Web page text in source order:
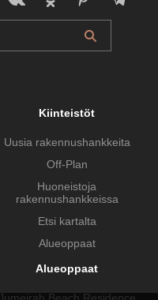
Kiinteistöt
Uusia rakennushankkeita
Off-Plan
Huoneistoja
rakennushankkeissa
Etsi kartalta
Alueoppaat
Alueoppaat